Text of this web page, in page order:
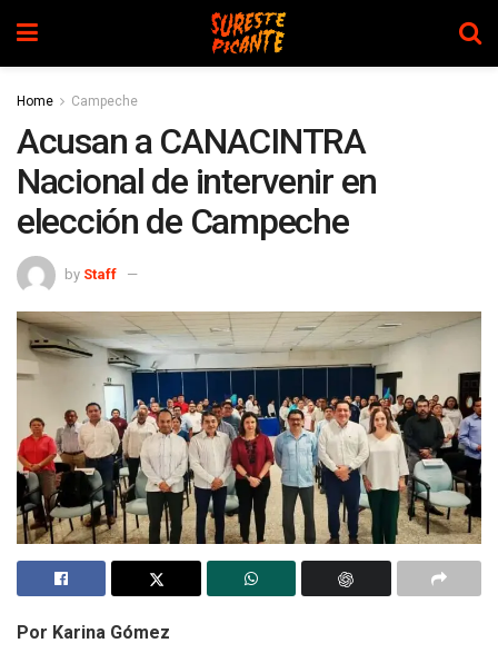
Home Campeche
Acusan a CANACINTRA
Nacional de intervenir en
elección de Campeche
by Staff
Por Karina Gómez